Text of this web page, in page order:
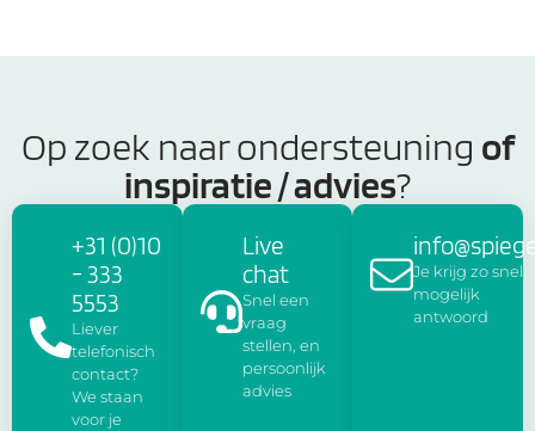
Op zoek naar ondersteuning of
inspiratie / advies?
+31 (0)10
- 333
5553
Liever
telefonisch
contact?
We staan
voor je
Live
chat
Snel een
vraag
stellen, en
persoonlijk
advies
Je krijg zo snel
mogelijk
antwoord